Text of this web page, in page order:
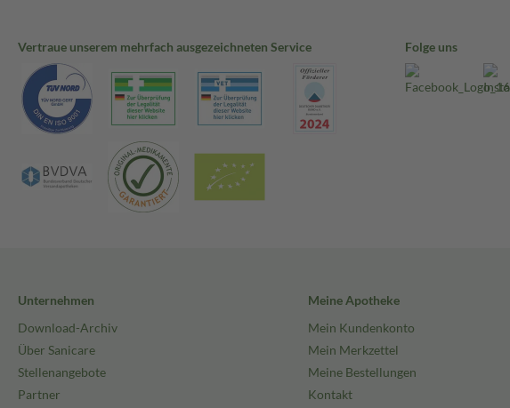
Vertraue unserem mehrfach ausgezeichneten Service Folge uns
Unternehmen
Download-Archiv
Über Sanicare
Stellenangebote
Partner
Meine Apotheke
Mein Kundenkonto
Mein Merkzettel
Meine Bestellungen
Kontakt